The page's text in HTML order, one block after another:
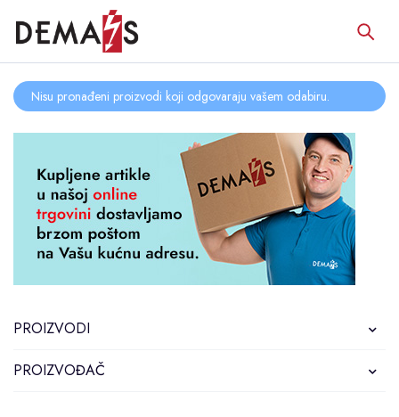
PROIZVODI
PROIZVOĐAČ
Nisu pronađeni proizvodi koji odgovaraju vašem odabiru.